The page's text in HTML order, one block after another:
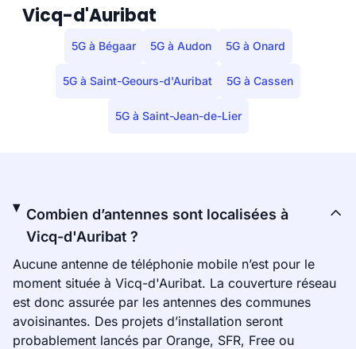
Vicq-d'Auribat
5G à Bégaar 5G à Audon 5G à Onard
5G à Saint-Geours-d'Auribat 5G à Cassen
5G à Saint-Jean-de-Lier
Combien d’antennes sont localisées à
Vicq-d'Auribat ?
Aucune antenne de téléphonie mobile n’est pour le
moment située à Vicq-d'Auribat. La couverture réseau
est donc assurée par les antennes des communes
avoisinantes. Des projets d’installation seront
probablement lancés par Orange, SFR, Free ou